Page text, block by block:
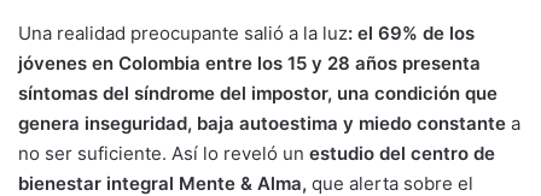
Una realidad preocupante salió a la luz: el 69% de los
jóvenes en Colombia entre los 15 y 28 años presenta
síntomas del síndrome del impostor, una condición que
genera inseguridad, baja autoestima y miedo constante a
no ser suficiente. Así lo reveló un estudio del centro de
bienestar integral Mente & Alma, que alerta sobre el